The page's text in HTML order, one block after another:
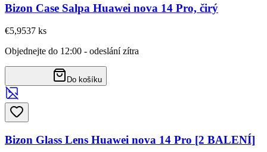
Bizon Case Salpa Huawei nova 14 Pro, čirý
€5,9537 ks
Objednejte do 12:00 - odeslání zítra
Do košíku
Bizon Glass Lens Huawei nova 14 Pro [2 BALENÍ]